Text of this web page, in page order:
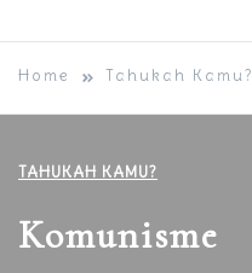
Home Tahukah Kamu?
TAHUKAH KAMU?
Komunisme